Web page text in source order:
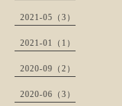
2021-05（3）
2021-01（1）
2020-09（2）
2020-06（3）